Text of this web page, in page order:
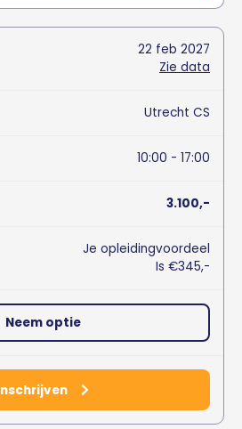
22 feb 2027
Zie data
Utrecht CS
10:00 - 17:00
3.100,-
Je opleidingvoordeel
Is €345,-
Neem optie